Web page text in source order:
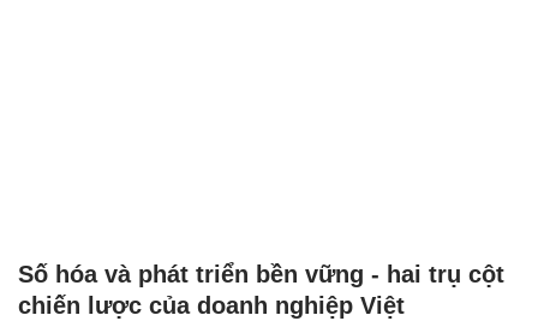
Số hóa và phát triển bền vững - hai trụ cột
chiến lược của doanh nghiệp Việt